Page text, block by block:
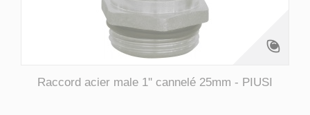
Raccord acier male 1'' cannelé 25mm - PIUSI